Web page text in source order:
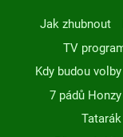
Jak zhubnout
TV
Kdy budou volby
7 pádů